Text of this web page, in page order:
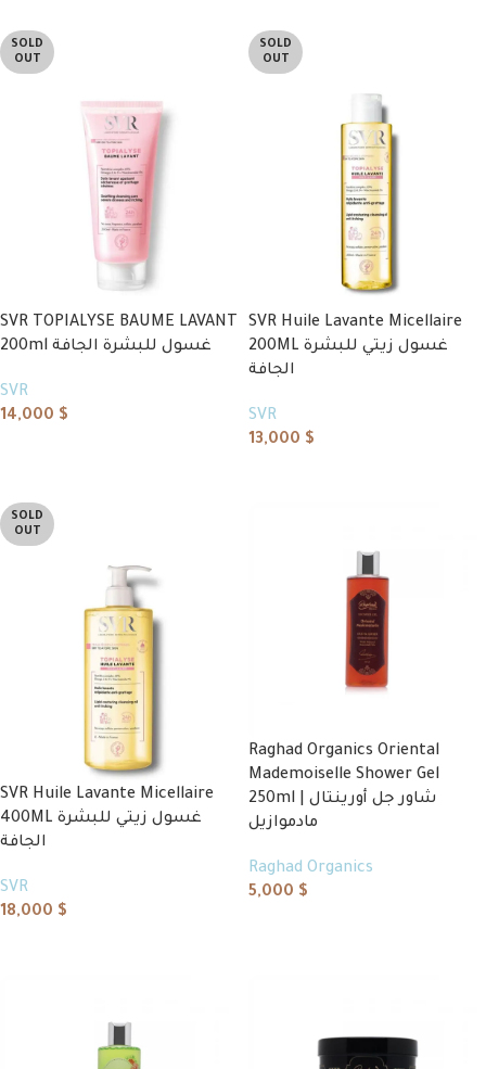
SOLD
OUT
SVR TOPIALYSE BAUME LAVANT
200ml غسول للبشرة الجافة
SVR
14,000 $
SOLD
OUT
SVR Huile Lavante Micellaire
200ML غسول زيتي للبشرة
الجافة
SVR
13,000 $
SOLD
OUT
SVR Huile Lavante Micellaire
400ML غسول زيتي للبشرة
الجافة
SVR
18,000 $
Raghad Organics Oriental
Mademoiselle Shower Gel
250ml | شاور جل أورينتال
مادموازيل
Raghad Organics
5,000 $